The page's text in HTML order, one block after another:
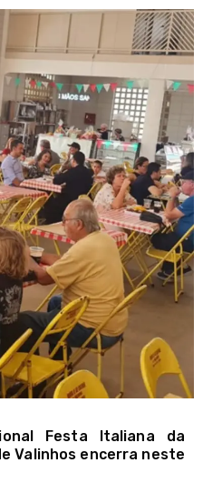
Festa Italiana da
Valinhos encerra neste